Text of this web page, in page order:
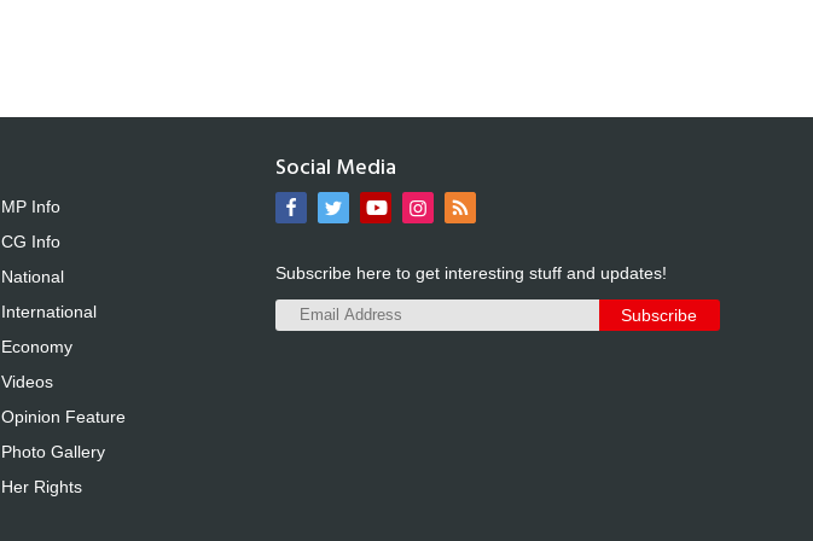
MP Info
CG Info
National
International
Economy
Videos
Opinion Feature
Photo Gallery
Her Rights
Social Media
Subscribe here to get interesting stuff and updates!